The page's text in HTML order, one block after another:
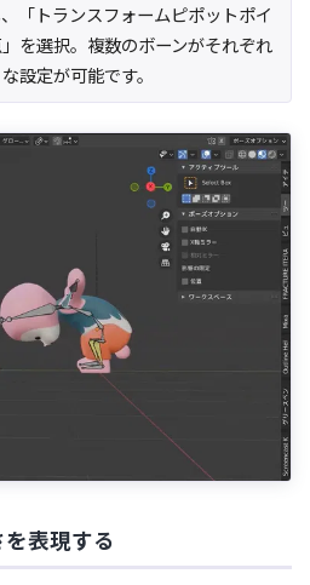
「トランスフォームピポットポイ
を選択。複数のボーンがそれぞれ
設定が可能です。
表現する